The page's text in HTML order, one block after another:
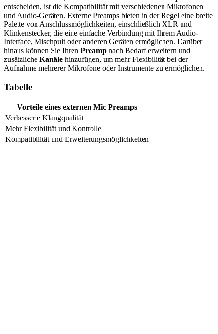
entscheiden, ist die Kompatibilität mit verschiedenen Mikrofonen
und Audio-Geräten. Externe Preamps bieten in der Regel eine breite
Palette von Anschlussmöglichkeiten, einschließlich XLR und
Klinkenstecker, die eine einfache Verbindung mit Ihrem Audio-
Interface, Mischpult oder anderen Geräten ermöglichen. Darüber
hinaus können Sie Ihren Preamp nach Bedarf erweitern und
zusätzliche Kanäle hinzufügen, um mehr Flexibilität bei der
Aufnahme mehrerer Mikrofone oder Instrumente zu ermöglichen.
Tabelle
Vorteile eines externen Mic Preamps
Verbesserte Klangqualität
Mehr Flexibilität und Kontrolle
Kompatibilität und Erweiterungsmöglichkeiten